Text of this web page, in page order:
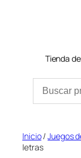
Tienda
Inicio/Juegos
letras